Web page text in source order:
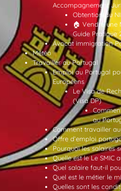
Accompagnement
Obtention du
🏠 Vendre une
Guide Pratique
Avocat immigration
Météo
Travailler au Portugal
Emploi au Portugal
Européens
Le Visa de
(Visa DP)
au
Comment travailler
Offre d’emploi
Pourquoi les salaires
Quelle est le Le SMIC
Quel salaire faut-il
Quel est le métier le
Quelles sont les